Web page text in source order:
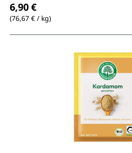
6,90 €
(76,67 € / kg)